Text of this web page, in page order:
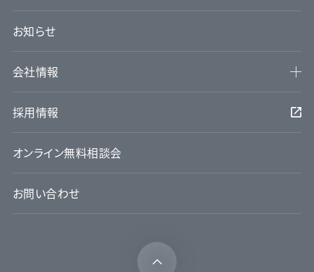
お知らせ
会社情報
採用情報
オンライン無料相談会
お問い合わせ